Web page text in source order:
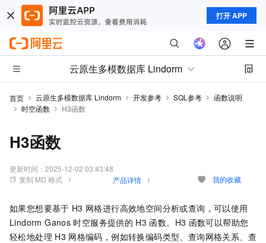
打开 APP
云原生多模数据库 Lindorm
首页 云原生多模数据库 Lindorm 开发参考 SQL参考
函数说明
时空函数
H3函数
H3函数
更新时间： 2025-12-02 03:43:48
复制 MD 格式
产品详情 我的收藏
如果您想要基于 H3 网格进行高效地空间分析或查询，可以使用
LindormGanos 时空服务提供的 H3 函数。H3 函数可以帮助您
轻松地处理 H3 网格编码，例如转换编码类型、查询网格关系、查